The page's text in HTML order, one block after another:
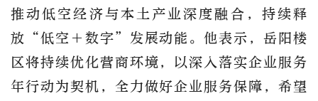
推动低空经济与本土产业深度融合，持续释
放 “低空＋数字”发展动能。他表示，岳阳楼
区将持续优化营商环境，以深入落实企业服务
年行动为契机，全力做好企业服务保障，希望